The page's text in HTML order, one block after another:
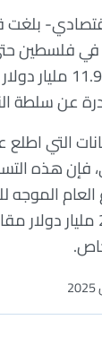
في فلسطين
2024 نحو 11.9
عن سلطة
التي
فإن هذه
العام